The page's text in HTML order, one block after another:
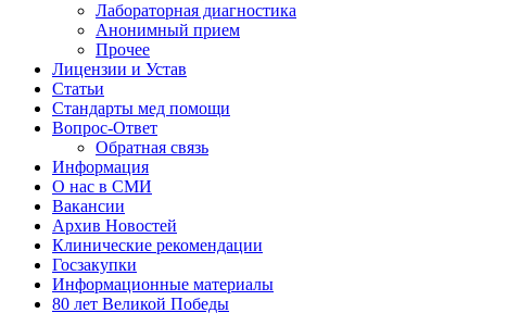
Лабораторная диагностика
Анонимный прием
Прочее
Лицензии и Устав
Статьи
Стандарты мед помощи
Вопрос-Ответ
Обратная связь
Информация
О нас в СМИ
Вакансии
Архив Новостей
Клинические рекомендации
Госзакупки
Информационные материалы
80 лет Великой Победы